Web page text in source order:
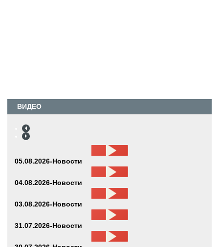
ВИДЕО
05.08.2026-Новости
04.08.2026-Новости
03.08.2026-Новости
31.07.2026-Новости